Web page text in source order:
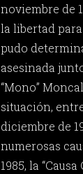
noviembre de
la libertad
pudo
asesinada
“Mono”
situación,
diciembre de
numerosas
1985, la